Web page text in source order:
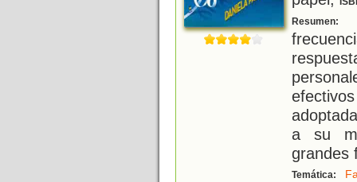
Resumen:
a su
grandes
Temática: